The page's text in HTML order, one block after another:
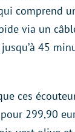
comprend
via un
45
ces
299,90